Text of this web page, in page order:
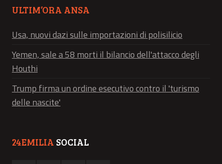
ULTIM’ORA ANSA
Usa, nuovi dazi sulle importazioni di polisilicio
Yemen, sale a 58 morti il bilancio dell'attacco degli
Houthi
Trump firma un ordine esecutivo contro il 'turismo
delle nascite'
24EMILIA SOCIAL